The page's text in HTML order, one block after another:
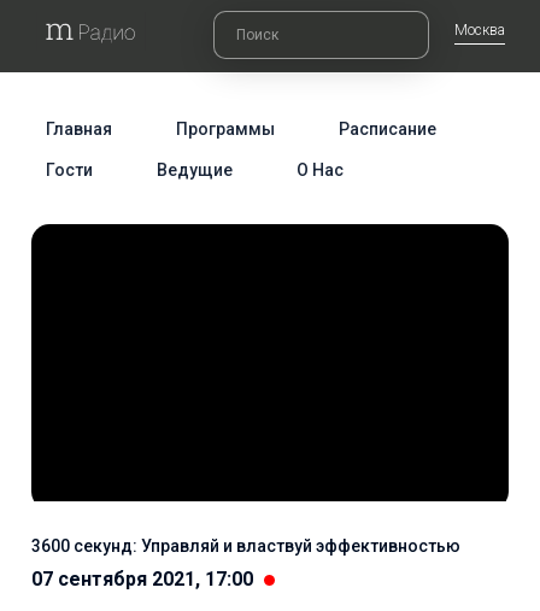
Москва
Главная Программы Расписание
Гости Ведущие О Нас
3600 секунд: Управляй и властвуй эффективностью
07 сентября 2021, 17:00